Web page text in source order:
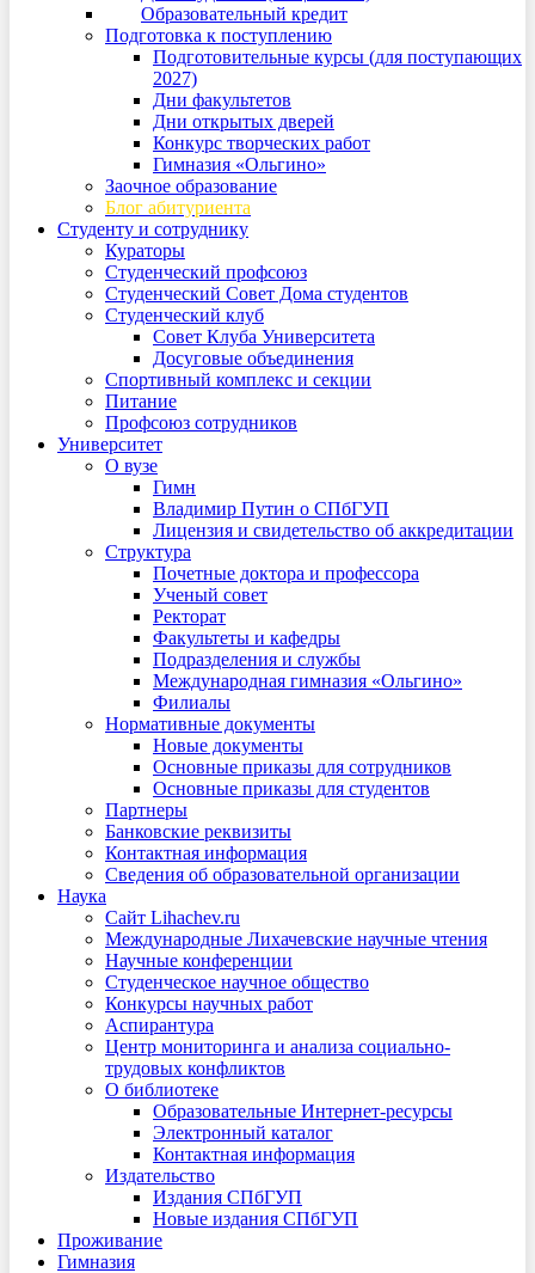
Образовательный кредит
Подготовка к поступлению
Подготовительные курсы (для поступающих
2027)
Дни факультетов
Дни открытых дверей
Конкурс творческих работ
Гимназия «Ольгино»
Заочное образование
Блог абитуриента
Студенту и сотруднику
Кураторы
Студенческий профсоюз
Студенческий Совет Дома студентов
Студенческий клуб
Совет Клуба Университета
Досуговые объединения
Спортивный комплекс и секции
Питание
Профсоюз сотрудников
Университет
О вузе
Гимн
Владимир Путин о СПбГУП
Лицензия и свидетельство об аккредитации
Структура
Почетные доктора и профессора
Ученый совет
Ректорат
Факультеты и кафедры
Подразделения и службы
Международная гимназия «Ольгино»
Филиалы
Нормативные документы
Новые документы
Основные приказы для сотрудников
Основные приказы для студентов
Партнеры
Банковские реквизиты
Контактная информация
Сведения об образовательной организации
Наука
Сайт Lihachev.ru
Международные Лихачевские научные чтения
Научные конференции
Студенческое научное общество
Конкурсы научных работ
Аспирантура
Центр мониторинга и анализа социально-
трудовых конфликтов
О библиотеке
Образовательные Интернет-ресурсы
Электронный каталог
Контактная информация
Издательство
Издания СПбГУП
Новые издания СПбГУП
Проживание
Гимназия